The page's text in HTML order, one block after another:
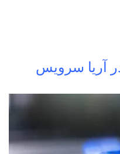
آریا سرویس